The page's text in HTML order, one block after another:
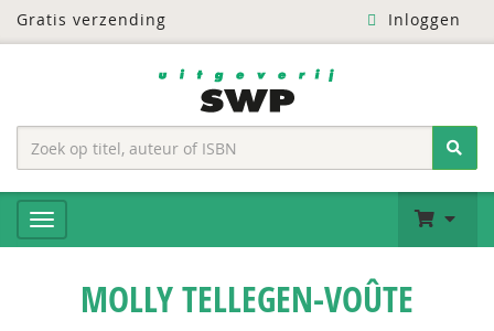
Gratis verzending Inloggen
MOLLY TELLEGEN-VOÛTE